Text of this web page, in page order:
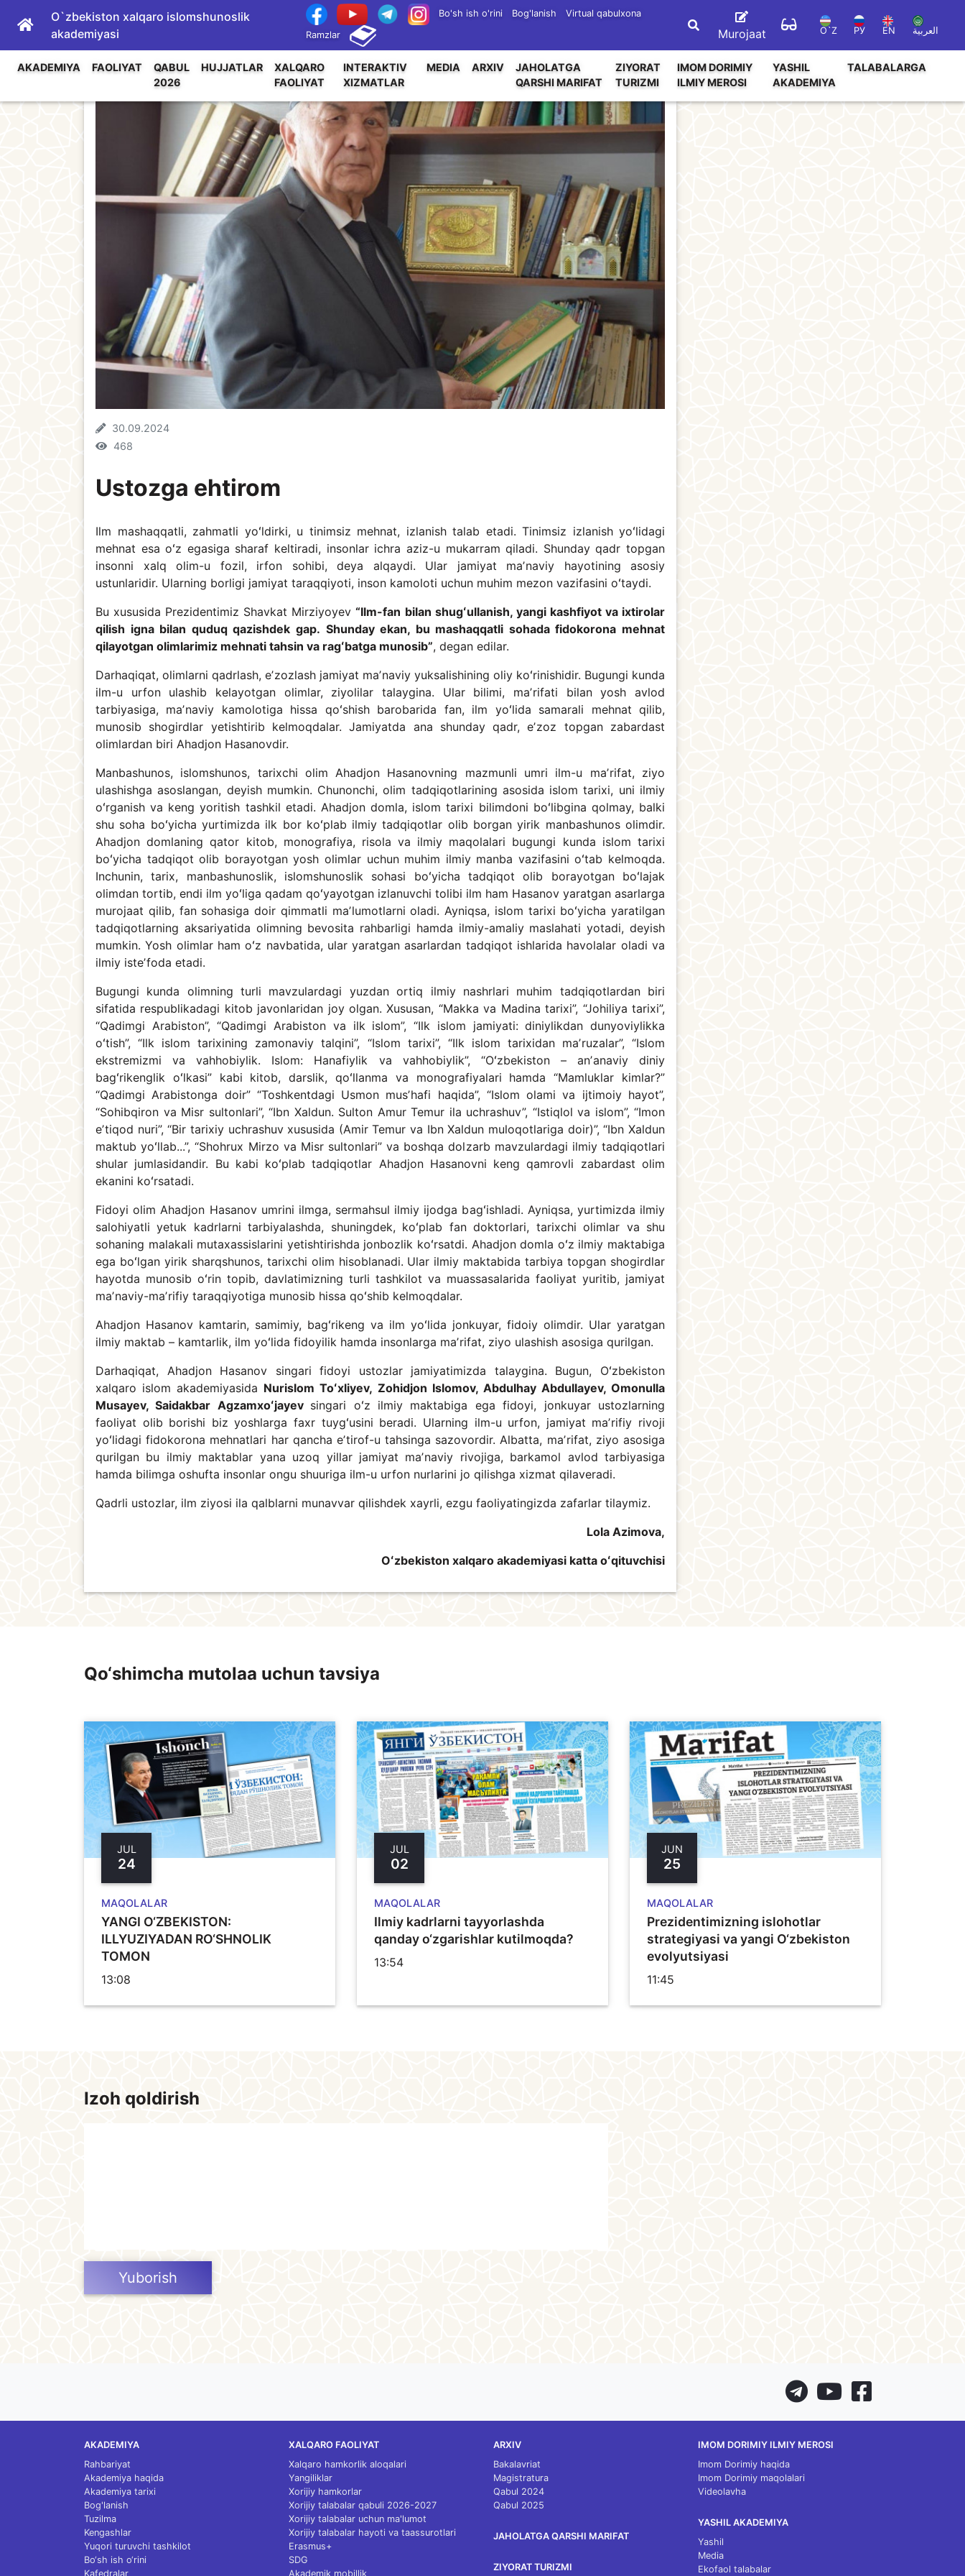
O`zbekiston xalqaro islomshunoslik
akademiyasi
Bo'sh ish o'rini Bog'lanish
Virtual qabulxona
Ramzlar
Murojaat O`Z РУ EN العربية
AKADEMIYA FAOLIYAT
QABUL
2026
HUJJATLAR
XALQARO
FAOLIYAT
INTERAKTIV
XIZMATLAR
MEDIA ARXIV
JAHOLATGA
QARSHI MARIFAT
ZIYORAT
TURIZMI
IMOM DORIMIY
ILMIY MEROSI
YASHIL
AKADEMIYA
TALABALARGA
30.09.2024
468
Ustozga ehtirom
Ilm mashaqqatli, zahmatli yoʻldirki, u tinimsiz mehnat, izlanish talab etadi. Tinimsiz izlanish yoʻlidagi
mehnat esa oʻz egasiga sharaf keltiradi, insonlar ichra aziz-u mukarram qiladi. Shunday qadr topgan
insonni xalq olim-u fozil, irfon sohibi, deya alqaydi. Ular jamiyat maʼnaviy hayotining asosiy
ustunlaridir. Ularning borligi jamiyat taraqqiyoti, inson kamoloti uchun muhim mezon vazifasini oʻtaydi.
Bu xususida Prezidentimiz Shavkat Mirziyoyev“Ilm-fan bilan shugʻullanish, yangi kashfiyot va ixtirolar
qilish igna bilan quduq qazishdek gap. Shunday ekan, bu mashaqqatli sohada fidokorona mehnat
qilayotgan olimlarimiz mehnati tahsin va ragʻbatga munosib”, degan edilar.
Darhaqiqat, olimlarni qadrlash, eʼzozlash jamiyat maʼnaviy yuksalishining oliy koʻrinishidir. Bugungi kunda
ilm-u urfon ulashib kelayotgan olimlar, ziyolilar talaygina. Ular bilimi, maʼrifati bilan yosh avlod
tarbiyasiga, maʼnaviy kamolotiga hissa qoʻshish barobarida fan, ilm yoʻlida samarali mehnat qilib,
munosib shogirdlar yetishtirib kelmoqdalar. Jamiyatda ana shunday qadr, eʼzoz topgan zabardast
olimlardan biri Ahadjon Hasanovdir.
Manbashunos, islomshunos, tarixchi olim Ahadjon Hasanovning mazmunli umri ilm-u maʼrifat, ziyo
ulashishga asoslangan, deyish mumkin. Chunonchi, olim tadqiqotlarining asosida islom tarixi, uni ilmiy
oʻrganish va keng yoritish tashkil etadi. Ahadjon domla, islom tarixi bilimdoni boʻlibgina qolmay, balki
shu soha boʻyicha yurtimizda ilk bor koʻplab ilmiy tadqiqotlar olib borgan yirik manbashunos olimdir.
Ahadjon domlaning qator kitob, monografiya, risola va ilmiy maqolalari bugungi kunda islom tarixi
boʻyicha tadqiqot olib borayotgan yosh olimlar uchun muhim ilmiy manba vazifasini oʻtab kelmoqda.
Inchunin, tarix, manbashunoslik, islomshunoslik sohasi boʻyicha tadqiqot olib borayotgan boʻlajak
olimdan tortib, endi ilm yoʻliga qadam qoʻyayotgan izlanuvchi tolibi ilm ham Hasanov yaratgan asarlarga
murojaat qilib, fan sohasiga doir qimmatli maʼlumotlarni oladi. Ayniqsa, islom tarixi boʻyicha yaratilgan
tadqiqotlarning aksariyatida olimning bevosita rahbarligi hamda ilmiy-amaliy maslahati yotadi, deyish
mumkin. Yosh olimlar ham oʻz navbatida, ular yaratgan asarlardan tadqiqot ishlarida havolalar oladi va
ilmiy isteʼfoda etadi.
Bugungi kunda olimning turli mavzulardagi yuzdan ortiq ilmiy nashrlari muhim tadqiqotlardan biri
sifatida respublikadagi kitob javonlaridan joy olgan. Xususan, “Makka va Madina tarixi”, “Johiliya tarixi”,
“Qadimgi Arabiston”, “Qadimgi Arabiston va ilk islom”, “Ilk islom jamiyati: diniylikdan dunyoviylikka
oʻtish”, “Ilk islom tarixining zamonaviy talqini”, “Islom tarixi”, “Ilk islom tarixidan maʼruzalar”, “Islom
ekstremizmi va vahhobiylik. Islom: Hanafiylik va vahhobiylik”, “Oʻzbekiston – anʼanaviy diniy
bagʻrikenglik oʻlkasi” kabi kitob, darslik, qoʻllanma va monografiyalari hamda “Mamluklar kimlar?”
“Qadimgi Arabistonga doir” “Toshkentdagi Usmon musʼhafi haqida”, “Islom olami va ijtimoiy hayot”,
“Sohibqiron va Misr sultonlari”, “Ibn Xaldun. Sulton Amur Temur ila uchrashuv”, “Istiqlol va islom”, “Imon
eʼtiqod nuri”, “Bir tarixiy uchrashuv xususida (Amir Temur va Ibn Xaldun muloqotlariga doir)”, “Ibn Xaldun
maktub yoʻllab...”, “Shohrux Mirzo va Misr sultonlari” va boshqa dolzarb mavzulardagi ilmiy tadqiqotlari
shular jumlasidandir. Bu kabi koʻplab tadqiqotlar Ahadjon Hasanovni keng qamrovli zabardast olim
ekanini koʻrsatadi.
Fidoyi olim Ahadjon Hasanov umrini ilmga, sermahsul ilmiy ijodga bagʻishladi. Ayniqsa, yurtimizda ilmiy
salohiyatli yetuk kadrlarni tarbiyalashda, shuningdek, koʻplab fan doktorlari, tarixchi olimlar va shu
sohaning malakali mutaxassislarini yetishtirishda jonbozlik koʻrsatdi. Ahadjon domla oʻz ilmiy maktabiga
ega boʻlgan yirik sharqshunos, tarixchi olim hisoblanadi. Ular ilmiy maktabida tarbiya topgan shogirdlar
hayotda munosib oʻrin topib, davlatimizning turli tashkilot va muassasalarida faoliyat yuritib, jamiyat
maʼnaviy-maʼrifiy taraqqiyotiga munosib hissa qoʻshib kelmoqdalar.
Ahadjon Hasanov kamtarin, samimiy, bagʻrikeng va ilm yoʻlida jonkuyar, fidoiy olimdir. Ular yaratgan
ilmiy maktab – kamtarlik, ilm yoʻlida fidoyilik hamda insonlarga maʼrifat, ziyo ulashish asosiga qurilgan.
Darhaqiqat, Ahadjon Hasanov singari fidoyi ustozlar jamiyatimizda talaygina. Bugun, Oʻzbekiston
xalqaro islom akademiyasida Nurislom Toʻxliyev, Zohidjon Islomov, Abdulhay Abdullayev, Omonulla
Musayev, Saidakbar Agzamxoʻjayev singari oʻz ilmiy maktabiga ega fidoyi, jonkuyar ustozlarning
faoliyat olib borishi biz yoshlarga faxr tuygʻusini beradi. Ularning ilm-u urfon, jamiyat maʼrifiy rivoji
yoʻlidagi fidokorona mehnatlari har qancha eʼtirof-u tahsinga sazovordir. Albatta, maʼrifat, ziyo asosiga
qurilgan bu ilmiy maktablar yana uzoq yillar jamiyat maʼnaviy rivojiga, barkamol avlod tarbiyasiga
hamda bilimga oshufta insonlar ongu shuuriga ilm-u urfon nurlarini jo qilishga xizmat qilaveradi.
Qadrli ustozlar, ilm ziyosi ila qalblarni munavvar qilishdek xayrli, ezgu faoliyatingizda zafarlar tilaymiz.
Lola Azimova,
Oʻzbekiston xalqaro akademiyasi katta oʻqituvchisi
Qo‘shimcha mutolaa uchun tavsiya
JUL
24
MAQOLALAR
YANGI O‘ZBЕKISTON:
ILLYUZIYADAN RO‘SHNOLIK
TOMON
13:08
JUL
02
MAQOLALAR
Ilmiy kadrlarni tayyorlashda
qanday o‘zgarishlar kutilmoqda?
13:54
JUN
25
MAQOLALAR
Prezidentimizning islohotlar
strategiyasi va yangi O‘zbekiston
evolyutsiyasi
11:45
Izoh qoldirish
Yuborish
AKADEMIYA
Rahbariyat
Akademiya haqida
Akademiya tarixi
Bog'lanish
Tuzilma
Kengashlar
Yuqori turuvchi tashkilot
Bo‘sh ish o‘rini
Kafedralar
XALQARO FAOLIYAT
Xalqaro hamkorlik aloqalari
Yangiliklar
Xorijiy hamkorlar
Xorijiy talabalar qabuli 2026-2027
Xorijiy talabalar uchun ma'lumot
Xorijiy talabalar hayoti va taassurotlari
Erasmus+
SDG
Akademik mobillik
ARXIV
Bakalavriat
Magistratura
Qabul 2024
Qabul 2025
JAHOLATGA QARSHI MARIFAT
ZIYORAT TURIZMI
IMOM DORIMIY ILMIY MEROSI
Imom Dorimiy haqida
Imom Dorimiy maqolalari
Videolavha
YASHIL AKADEMIYA
Yashil
Media
Ekofaol talabalar